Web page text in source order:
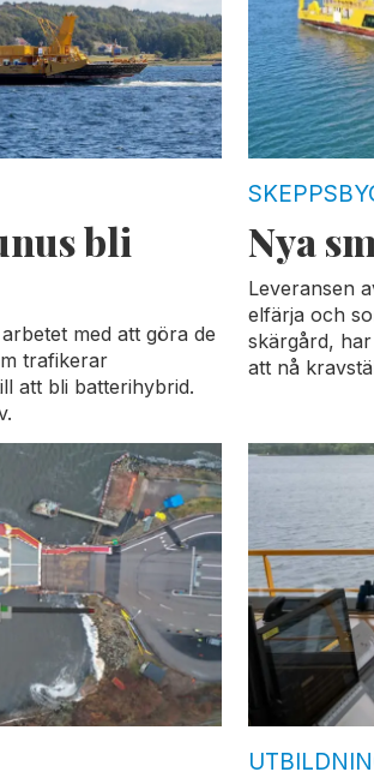
bli
med att göra de
trafikerar
att bli batterihybrid.
Nya
Leveransen
elfärja och
skärgård,
att nå